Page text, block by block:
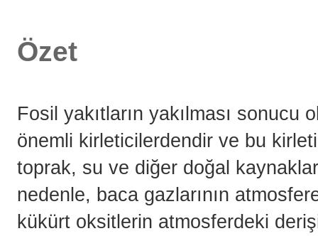
Özet
Fosil yakıtların yakılması
önemli kirleticilerdendir ve bu
toprak, su ve diğer doğal
nedenle, baca gazlarının
kükürt oksitlerin atmosferdeki